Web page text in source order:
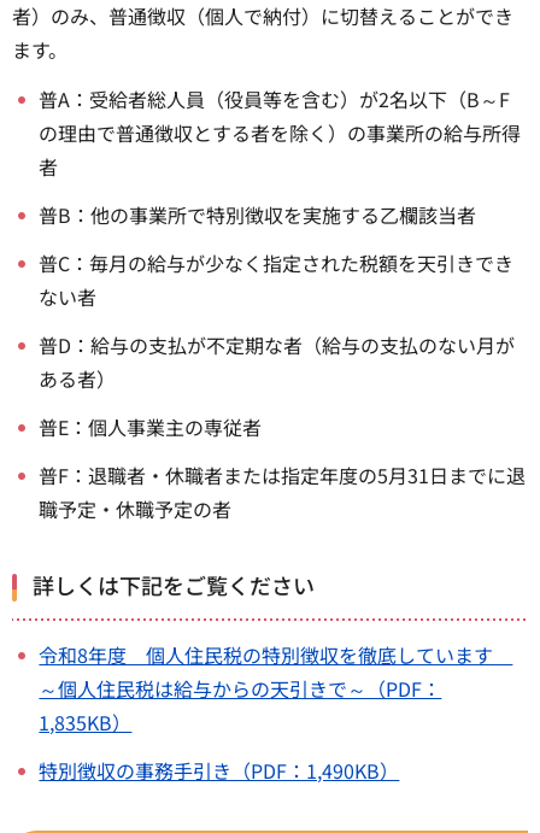
者）のみ、普通徴収（個人で納付）に切替えることができ
ます。
普A：受給者総人員（役員等を含む）が2名以下（B～F
の理由で普通徴収とする者を除く）の事業所の給与所得
者
普B：他の事業所で特別徴収を実施する乙欄該当者
普C：毎月の給与が少なく指定された税額を天引きでき
ない者
普D：給与の支払が不定期な者（給与の支払のない月が
ある者）
普E：個人事業主の専従者
普F：退職者・休職者または指定年度の5月31日までに退
職予定・休職予定の者
詳しくは下記をご覧ください
令和8年度 個人住民税の特別徴収を徹底しています
～個人住民税は給与からの天引きで～（PDF：
1,835KB）
特別徴収の事務手引き（PDF：1,490KB）